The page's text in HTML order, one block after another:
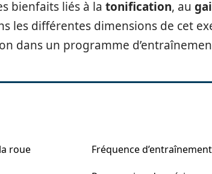
bienfaits liés à la tonification, au
les différentes dimensions de cet
dans un programme
roue
Fréquence d’entraînement